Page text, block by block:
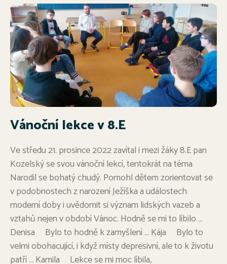
Vánoční lekce v 8.E
Ve středu 21. prosince 2022 zavítal i mezi žáky 8.E pan
Kozelský se svou vánoční lekcí, tentokrát na téma
Narodil se bohatý chudý. Pomohl dětem zorientovat se
v podobnostech z narození Ježíška a událostech
moderní doby i uvědomit si význam lidských vazeb a
vztahů nejen v období Vánoc. Hodně se mi to líbilo …
Denisa Bylo to hodně k zamyšlení … Kája Bylo to
velmi obohacující, i když místy depresivní, ale to k životu
patří … Kamila Lekce se mi moc líbila,